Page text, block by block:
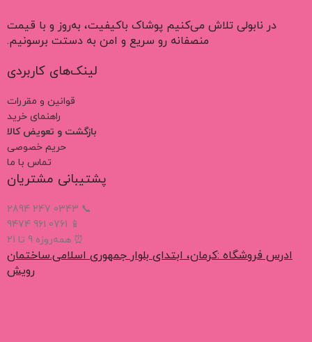
در نابولی تلاش می‌کنیم پوشاک باکیفیت، به‌روز و با قیمت
منصفانه رو سریع و امن به دستت برسونیم.
لینک‌های کاربردی
قوانین و مقررات
راهنمای خرید
بازگشت و تعویض کالا
حریم خصوصی
تماس با ما
پشتیبانی مشتریان
📞 0343 247 2894
📱 0761 961 9474
⏰ همه‌روزه 9 تا 21
ادرس فروشگاه :کرمان، ابتدای بلوار جمهوری اسلامی.ساختمان
رویش